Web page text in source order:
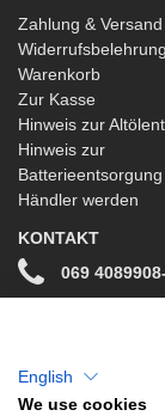
Zahlung & Versand
Widerrufsbelehrung
Warenkorb
Zur Kasse
Hinweis zur
Hinweis zur
Batterieentsorgung
Händler werden
KONTAKT
069
English
We use cookies